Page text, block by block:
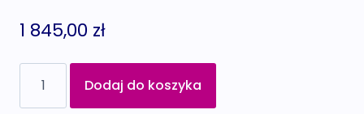
1 845,00 zł
Wniosek
Dodaj do koszyka